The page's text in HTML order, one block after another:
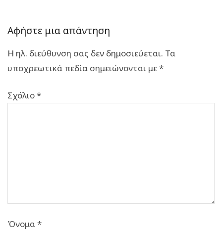
Αφήστε μια απάντηση
Η ηλ. διεύθυνση σας δεν δημοσιεύεται. Τα
υποχρεωτικά πεδία σημειώνονται με*
Σχόλιο*
Όνομα*